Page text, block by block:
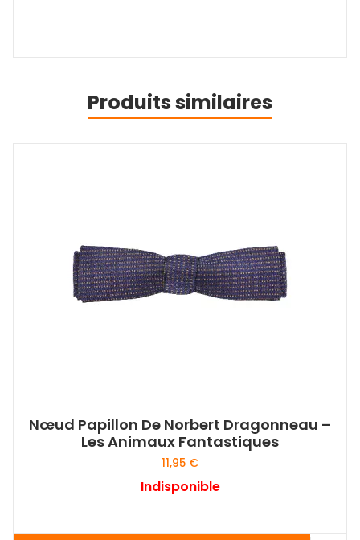
Produits similaires
Nœud Papillon De Norbert Dragonneau –
Les Animaux Fantastiques
11,95 €
Indisponible